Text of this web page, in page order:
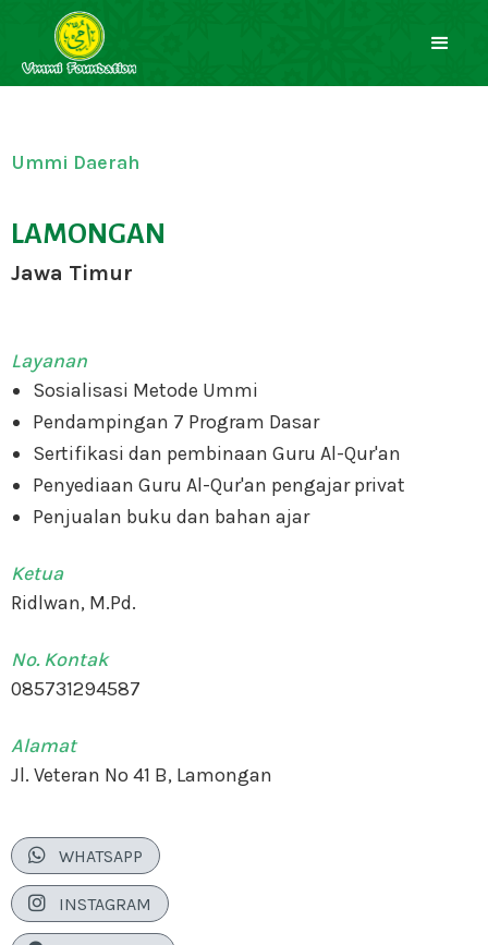
Ummi Daerah
LAMONGAN
Jawa Timur
Layanan
Sosialisasi Metode Ummi
Pendampingan 7 Program Dasar
Sertifikasi dan pembinaan Guru Al-Qur'an
Penyediaan Guru Al-Qur'an pengajar privat
Penjualan buku dan bahan ajar
Ketua
Ridlwan, M.Pd.
No. Kontak
085731294587
Alamat
Jl. Veteran No 41 B, Lamongan
 WHATSAPP
 INSTAGRAM